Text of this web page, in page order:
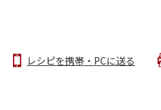
レシピを携帯・PCに送る